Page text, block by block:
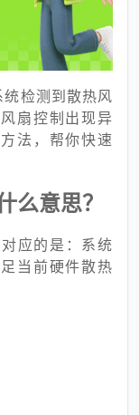
检测到散热风
扇控制出现异
法，帮你快速
么意思？
应的是：系统
当前硬件散热